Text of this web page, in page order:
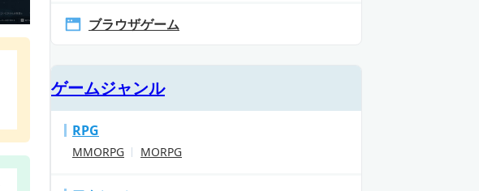
ブラウザゲーム
ゲームジャンル
RPG
MMORPG MORPG